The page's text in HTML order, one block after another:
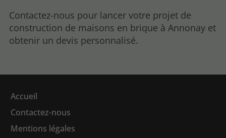
Contactez-nous pour lancer votre projet de
construction de maisons en brique à Annonay et
obtenir un devis personnalisé.
Accueil
Contactez-nous
Mentions légales